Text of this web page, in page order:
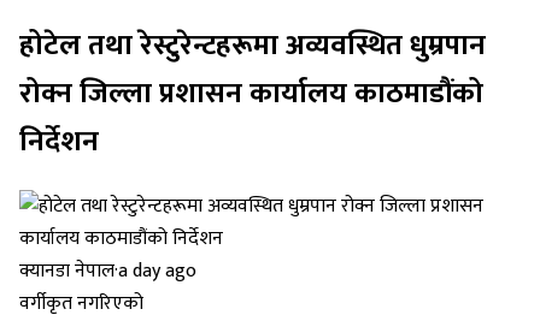
होटेल तथा रेस्टुरेन्टहरूमा अव्यवस्थित धुम्रपान
रोक्न जिल्ला प्रशासन कार्यालय काठमाडौंको
निर्देशन
क्यानडा नेपाल·a day ago
वर्गीकृत नगरिएको